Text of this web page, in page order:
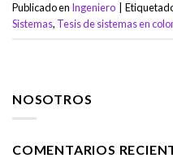
Publicado en Ingeniero
Sistemas, Tesis de sistemas en
NOSOTROS
COMENTARIOS